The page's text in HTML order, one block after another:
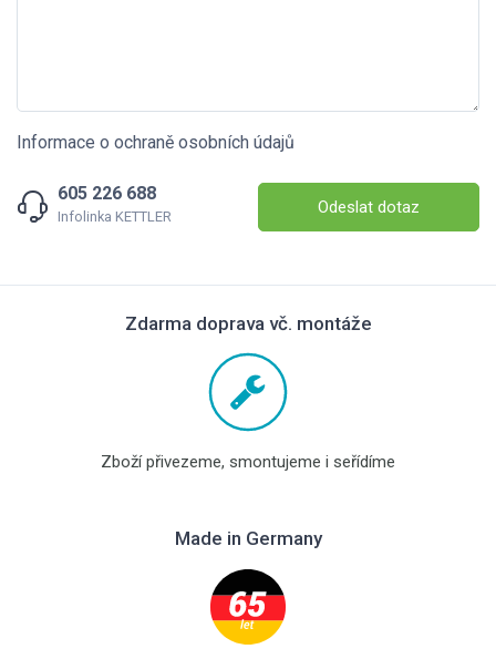
Informace o ochraně osobních údajů
605 226 688
Infolinka KETTLER Odeslat dotaz
Zdarma doprava vč. montáže
Zboží přivezeme, smontujeme i seřídíme
Made in Germany